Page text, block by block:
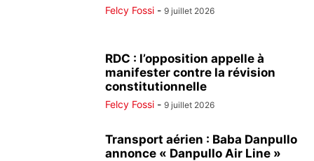
Felcy Fossi - 9 juillet 2026
RDC : l’opposition appelle à
manifester contre la révision
constitutionnelle
Felcy Fossi - 9 juillet 2026
Transport aérien : Baba Danpullo
annonce « Danpullo Air Line »